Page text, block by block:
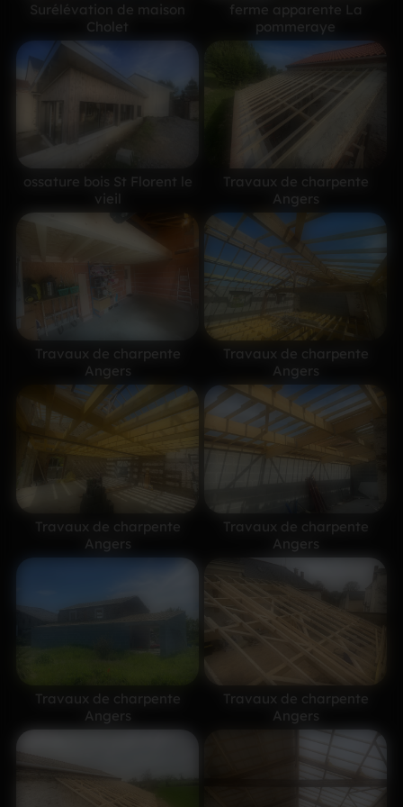
Surélévation de maison
Cholet
ferme apparente La
pommeraye
ossature bois St Florent le
vieil
Travaux de charpente
Angers
Travaux de charpente
Angers
Travaux de charpente
Angers
Travaux de charpente
Angers
Travaux de charpente
Angers
Travaux de charpente
Angers
Travaux de charpente
Angers